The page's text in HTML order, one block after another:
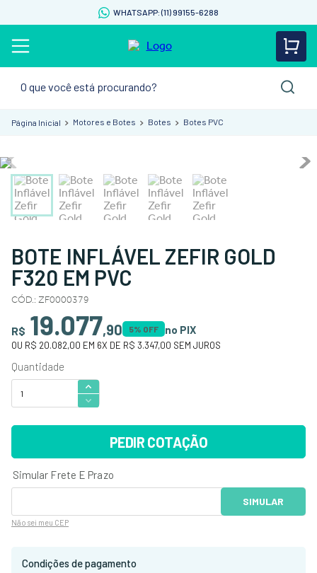
WHATSAPP: (11) 99155-6288
Motores e Botes Botes Botes PVC
BOTE INFLÁVEL ZEFIR GOLD
F320 EM PVC
CÓD.: ZF0000379
R$ 19.077,90 5% OFF no PIX
OU R$ 20.082,00 EM 6X DE R$ 3.347,00 SEM JUROS
PEDIR COTAÇÃO
Não sei meu CEP
Condições de pagamento